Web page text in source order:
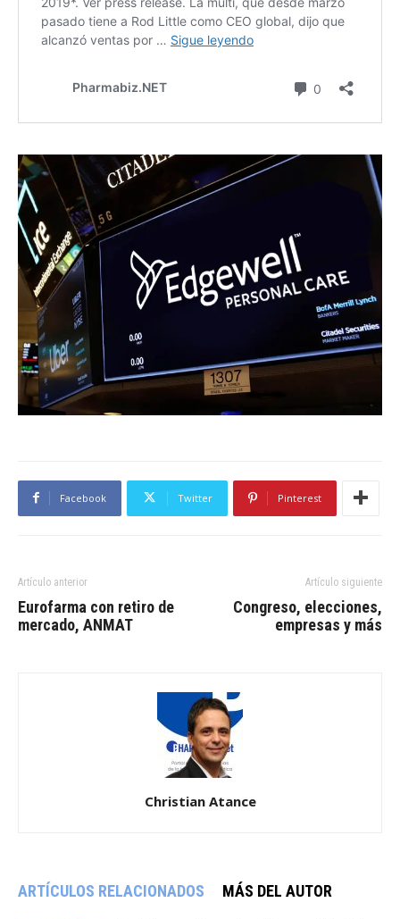
Facebook Twitter Pinterest
Artículo anterior
Eurofarma con retiro de
mercado, ANMAT
Artículo siguiente
Congreso, elecciones,
empresas y más
Christian Atance
ARTÍCULOS RELACIONADOS MÁS DEL AUTOR